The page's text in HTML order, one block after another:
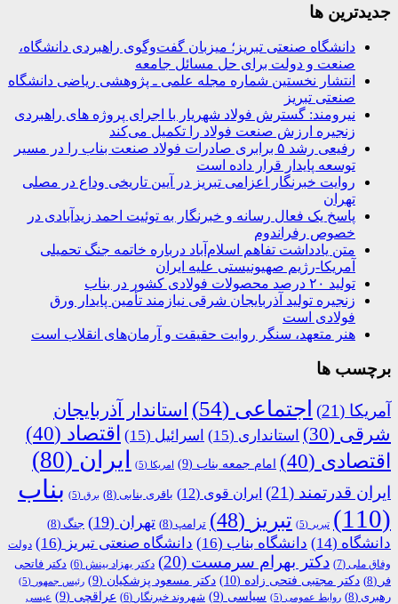
جديدترين ها
دانشگاه صنعتی تبریز؛ میزبان گفت‌وگوی راهبردی دانشگاه،
صنعت و دولت برای حل مسائل جامعه
انتشار نخستین شماره مجله علمی ـ پژوهشی ریاضی دانشگاه
صنعتی تبریز
نیرومند: گسترش فولاد شهریار با اجرای پروژه های راهبردی
زنجیره ارزش صنعت فولاد را تکمیل می‌کند
رفیعی رشد ۵ برابری صادرات فولاد صنعت بناب را در مسیر
توسعه پایدار قرار داده است
روایت خبرنگار اعزامی تبریز در آیین تاریخی وداع در مصلی
تهران
پاسخ یک فعال رسانه و خبرنگار به توئیت احمد زیدآبادی در
خصوص رفراندوم
متن یادداشت تفاهم اسلام‌آباد درباره خاتمه جنگ تحمیلی
آمریکا-رژیم صهیونیستی علیه ایران
تولید ۲۰ درصد محصولات فولادی کشور در بناب
زنجیره تولید آذربایجان شرقی نیازمند تأمین پایدار ورق
فولادی است
هنر متعهد، سنگر روایت حقیقت و آرمان‌های انقلاب است
برچسب ها
آمریکا (21) اجتماعی (54)
استاندار آذربایجان
شرقی (30) استانداری (15) اسرائیل (15) اقتصاد (40)
اقتصادی (40) امام جمعه بناب (9) امریکا (5) ایران (80)
ایران قدرتمند (21) ایران قوی (12) باقری بنابی (8) برق (5)
بناب
(110)
تبریر (5) تبریز (48) ترامپ (8) تهران (19) جنگ (8)
دانشگاه (14) دانشگاه بناب (16) دانشگاه صنعتی تبریز (16)
دولت
وفاق ملی (7) دکتر بهرام سرمست (20) دکتر بهزاد بینش (6)
دکتر فاتحی
فر (8) دکتر مجتبی فتحی زاده (10) دکتر مسعود پزشکیان (9) رئیس جمهور (5)
رهبری (8) روابط عمومی (5) سیاسی (9) شهروند خبرنگار (6) عراقچی (9)
عیسی